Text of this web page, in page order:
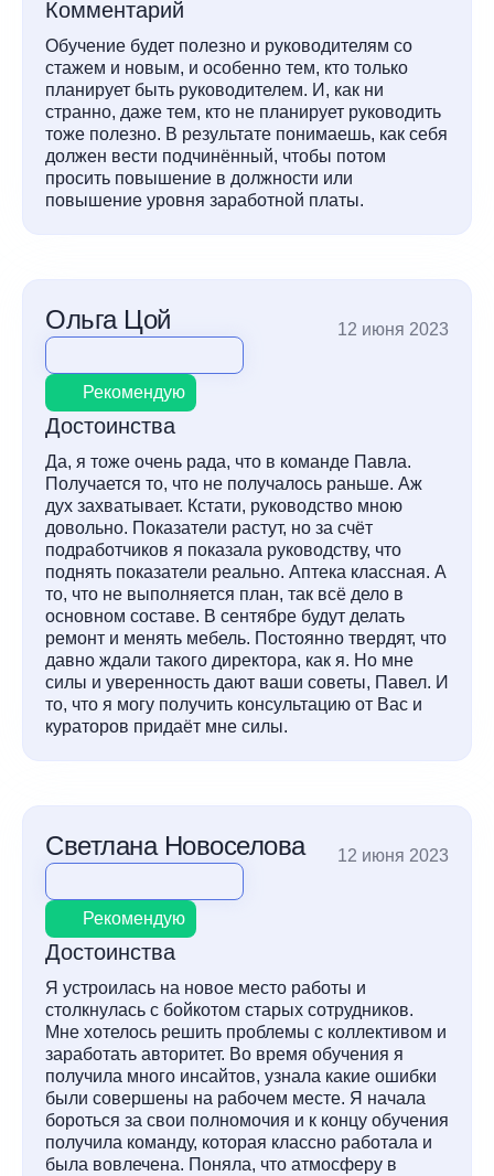
Комментарий
Обучение будет полезно и руководителям со
стажем и новым, и особенно тем, кто только
планирует быть руководителем. И, как ни
странно, даже тем, кто не планирует руководить
тоже полезно. В результате понимаешь, как себя
должен вести подчинённый, чтобы потом
просить повышение в должности или
повышение уровня заработной платы.
Ольга Цой 12 июня 2023
Рекомендую
Достоинства
Да, я тоже очень рада, что в команде Павла.
Получается то, что не получалось раньше. Аж
дух захватывает. Кстати, руководство мною
довольно. Показатели растут, но за счёт
подработчиков я показала руководству, что
поднять показатели реально. Аптека классная. А
то, что не выполняется план, так всё дело в
основном составе. В сентябре будут делать
ремонт и менять мебель. Постоянно твердят, что
давно ждали такого директора, как я. Но мне
силы и уверенность дают ваши советы, Павел. И
то, что я могу получить консультацию от Вас и
кураторов придаёт мне силы.
Светлана Новоселова 12 июня 2023
Рекомендую
Достоинства
Я устроилась на новое место работы и
столкнулась с бойкотом старых сотрудников.
Мне хотелось решить проблемы с коллективом и
заработать авторитет. Во время обучения я
получила много инсайтов, узнала какие ошибки
были совершены на рабочем месте. Я начала
бороться за свои полномочия и к концу обучения
получила команду, которая классно работала и
была вовлечена. Поняла, что атмосферу в